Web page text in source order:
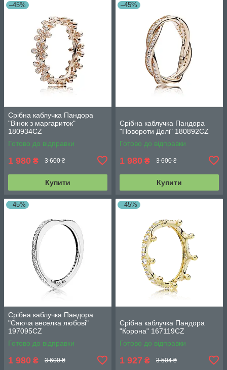
–45%
Срібна каблучка Пандора
"Вінок з маргариток"
180934CZ
Готово до відправки
1 980 ₴ 3 600 ₴
Купити
–45%
Срібна каблучка Пандора
"Повороти Долі" 180892CZ
Готово до відправки
1 980 ₴ 3 600 ₴
Купити
–45%
Срібна каблучка Пандора
"Сяюча веселка любові"
197095CZ
Готово до відправки
1 980 ₴ 3 600 ₴
–45%
Срібна каблучка Пандора
"Корона" 167119CZ
Готово до відправки
1 927 ₴ 3 504 ₴